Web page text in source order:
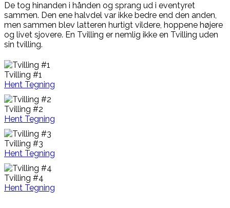
De tog hinanden i hånden og sprang ud i eventyret
sammen. Den ene halvdel var ikke bedre end den anden,
men sammen blev latteren hurtigt vildere, hoppene højere
og livet sjovere. En Tvilling er nemlig ikke en Tvilling uden
sin tvilling.
Tvilling #1
Hent Tegning
Tvilling #2
Hent Tegning
Tvilling #3
Hent Tegning
Tvilling #4
Hent Tegning